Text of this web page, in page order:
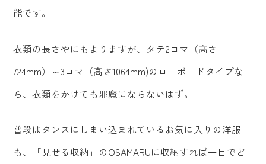
能です。
衣類の長さやにもよりますが、タテ2コマ（高さ
724mm）～3コマ（高さ1064mm)のローボードタイプな
ら、衣類をかけても邪魔にならないはず。
普段はタンスにしまい込まれているお気に入りの洋服
も、「見せる収納」のOSAMARUに収納すれば一目でど